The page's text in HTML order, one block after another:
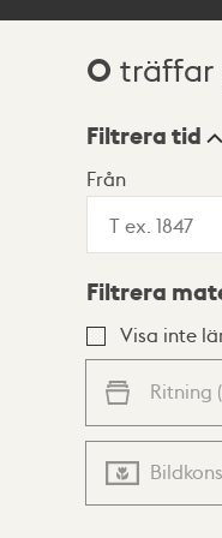
0 träffar
Visningsläge
Lista
Filtrera tid
Från
Filtrera
Visa inte
Ritning (